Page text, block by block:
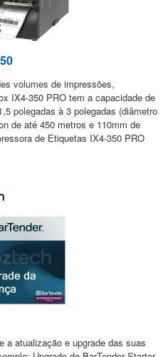
volumes de impressões,
IX4-350 PRO tem a capacidade de
polegadas à 3 polegadas (diâmetro
de até 450 metros e 110mm de
de Etiquetas IX4-350 PRO
a atualização e upgrade das suas